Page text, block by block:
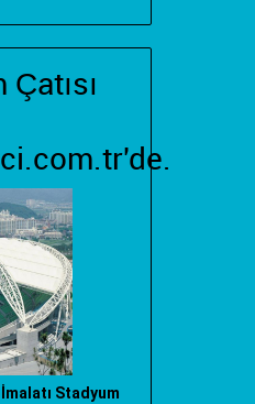
Stadyum